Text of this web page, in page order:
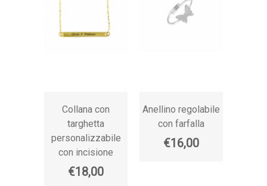
Collana con
targhetta
personalizzabile
con incisione
€18,00
Anellino regolabile
con farfalla
€16,00